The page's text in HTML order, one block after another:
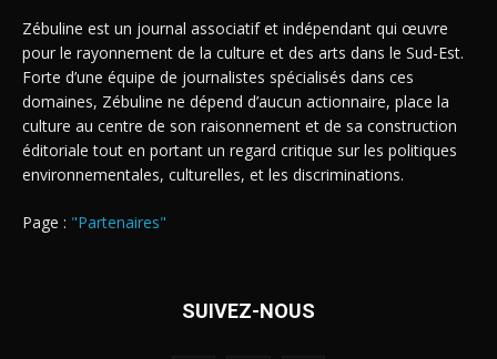
Zébuline est un journal associatif et indépendant qui œuvre
pour le rayonnement de la culture et des arts dans le Sud-Est.
Forte d’une équipe de journalistes spécialisés dans ces
domaines, Zébuline ne dépend d’aucun actionnaire, place la
culture au centre de son raisonnement et de sa construction
éditoriale tout en portant un regard critique sur les politiques
environnementales, culturelles, et les discriminations.
Page : "Partenaires"
SUIVEZ-NOUS